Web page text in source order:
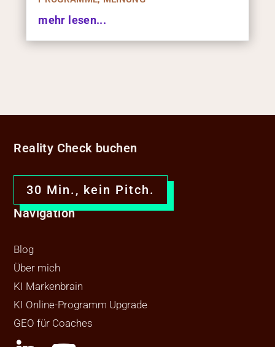
mehr lesen...
Navigation
Blog
Über mich
KI Markenbrain
KI Online-Programm Upgrade
GEO für Coaches
Reality Check buchen
30 Min., kein Pitch.